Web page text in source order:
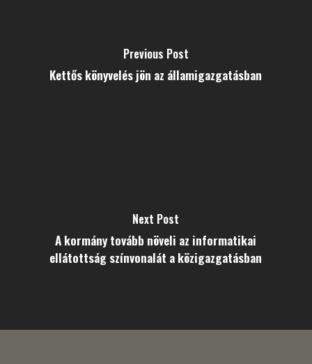
Previous Post
Kettős könyvelés jön az államigazgatásban
Next Post
A kormány tovább növeli az informatikai
ellátottság színvonalát a közigazgatásban